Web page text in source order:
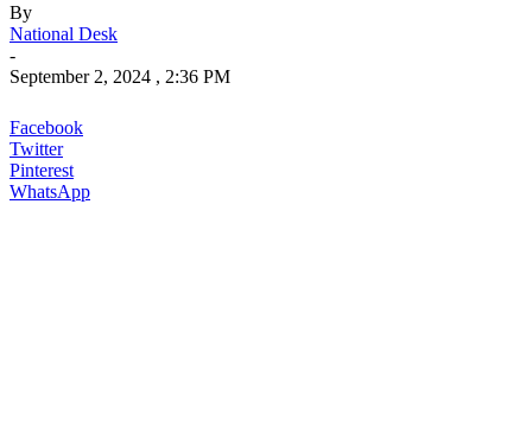
By
National Desk
-
September 2, 2024 , 2:36 PM
Facebook
Twitter
Pinterest
WhatsApp